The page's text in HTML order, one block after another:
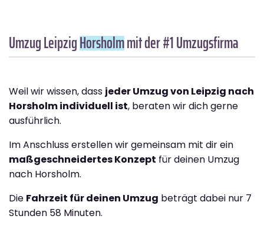
Umzug LeipzigHorsholmmit der #1 Umzugsfirma
Weil wir wissen, dass jeder Umzug von Leipzig nach
Horsholm individuell ist, beraten wir dich gerne
ausführlich.
Im Anschluss erstellen wir gemeinsam mit dir ein
maßgeschneidertes Konzept für deinen Umzug
nach Horsholm.
Die Fahrzeit für deinen Umzug beträgt dabei nur 7
Stunden 58 Minuten.